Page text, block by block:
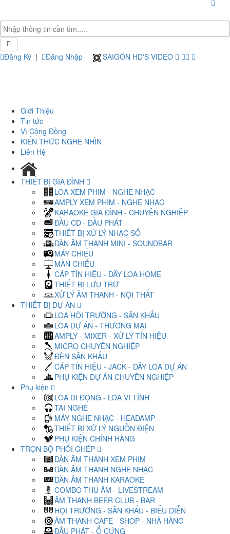
Đăng Ký | Đăng Nhập SAIGON HD'S VIDEO
Giới Thiệu
Tin tức
Vì Cộng Đồng
KIẾN THỨC NGHE NHÌN
Liên Hệ
THIẾT BỊ GIA ĐÌNH
LOA XEM PHIM - NGHE NHẠC
AMPLY XEM PHIM - NGHE NHẠC
KARAOKE GIA ĐÌNH - CHUYÊN NGHIỆP
ĐẦU CD - ĐẦU PHÁT
THIẾT BỊ XỬ LÝ NHẠC SỐ
DÀN ÂM THANH MINI - SOUNDBAR
MÁY CHIẾU
MÀN CHIẾU
CÁP TÍN HIỆU - DÂY LOA HOME
THIẾT BỊ LƯU TRỮ
XỬ LÝ ÂM THANH - NỘI THẤT
THIẾT BỊ DỰ ÁN
LOA HỘI TRƯỜNG - SÂN KHẤU
LOA DỰ ÁN - THƯƠNG MẠI
AMPLY - MIXER - XỬ LÝ TÍN HIỆU
MICRO CHUYÊN NGHIỆP
ĐÈN SÂN KHẤU
CÁP TÍN HIỆU - JACK - DÂY LOA DỰ ÁN
PHỤ KIỆN DỰ ÁN CHUYÊN NGHIỆP
Phụ kiện
LOA DI ĐỘNG - LOA VI TÍNH
TAI NGHE
MÁY NGHE NHẠC - HEADAMP
THIẾT BỊ XỬ LÝ NGUỒN ĐIỆN
PHỤ KIỆN CHÍNH HÃNG
TRỌN BỘ PHỐI GHÉP
DÀN ÂM THANH XEM PHIM
DÀN ÂM THANH NGHE NHẠC
DÀN ÂM THANH KARAOKE
COMBO THU ÂM - LIVESTREAM
ÂM THANH BEER CLUB - BAR
HỘI TRƯỜNG - SÂN KHẤU - BIỂU DIỄN
ÂM THANH CAFE - SHOP - NHÀ HÀNG
ĐẦU PHÁT - Ổ CỨNG